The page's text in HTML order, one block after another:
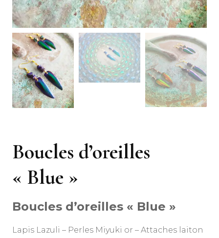
Boucles d’oreilles
« Blue »
Boucles d’oreilles « Blue »
Lapis Lazuli – Perles Miyuki or – Attaches laiton